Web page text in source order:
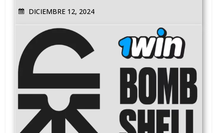
DICIEMBRE 12, 2024